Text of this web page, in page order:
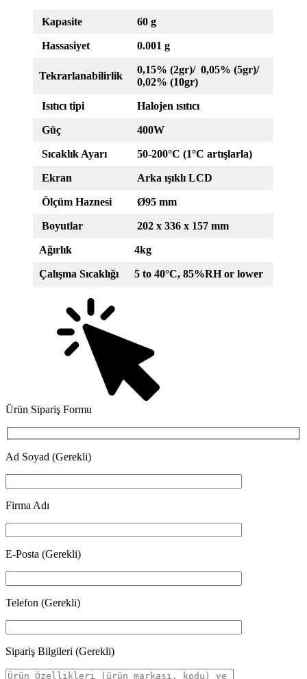
Kapasite 60 g
Hassasiyet 0.001 g
Tekrarlanabilirlik
0,15% (2gr)/ 0,05% (5gr)/
0,02% (10gr)
Isıtıcı tipi Halojen ısıtıcı
Güç 400W
Sıcaklık Ayarı 50-200°C (1°C artışlarla)
Ekran Arka ışıklı LCD
Ölçüm Haznesi Ø95 mm
Boyutlar 202 x 336 x 157 mm
Ağırlık 4kg
Çalışma Sıcaklığı 5 to 40°C, 85%RH or lower
Ürün Sipariş Formu
Ad Soyad (Gerekli)
Firma Adı
E-Posta (Gerekli)
Telefon (Gerekli)
Sipariş Bilgileri (Gerekli)